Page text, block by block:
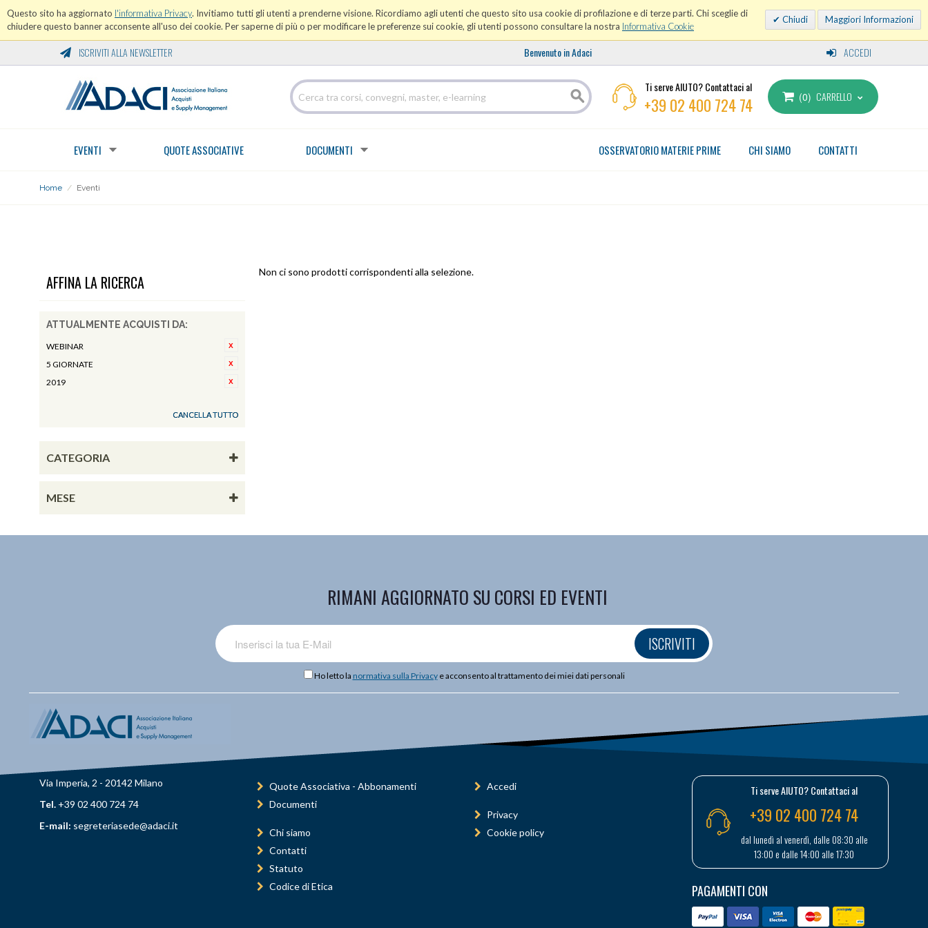
Questo sito ha aggiornato l'informativa Privacy. Invitiamo tutti gli utenti a prenderne visione. Ricordiamo agli utenti che questo sito usa cookie di profilazione e di terze parti. Chi sceglie di
chiudere questo banner acconsente all'uso dei cookie. Per saperne di più o per modificare le preferenze sui cookie, gli utenti possono consultare la nostra Informativa Cookie
Chiudi Maggiori Informazioni
ISCRIVITI ALLA NEWSLETTER Benvenuto in Adaci ACCEDI
Ti serve AIUTO? Contattaci al
+39 02 400 724 74 0 CARRELLO
EVENTI QUOTE ASSOCIATIVE DOCUMENTI CONTATTI
CHI SIAMO
OSSERVATORIO MATERIE PRIME
Home / Eventi
AFFINA LA RICERCA
ATTUALMENTE ACQUISTI DA:
WEBINAR
5 GIORNATE
2019
CANCELLA TUTTO
CATEGORIA
MESE
Non ci sono prodotti corrispondenti alla selezione.
RIMANI AGGIORNATO SU CORSI ED EVENTI
ISCRIVITI
Ho letto la normativa sulla Privacye acconsento al trattamento dei miei dati personali
Via Imperia, 2 - 20142 Milano
Tel. +39 02 400 724 74
E-mail: segreteriasede@adaci.it
Quote Associativa - Abbonamenti
Documenti
Chi siamo
Contatti
Statuto
Codice di Etica
Accedi
Privacy
Cookie policy
Ti serve AIUTO? Contattaci al
+39 02 400 724 74
dal lunedì al venerdì, dalle 08:30 alle
13:00 e dalle 14:00 alle 17:30
PAGAMENTI CON